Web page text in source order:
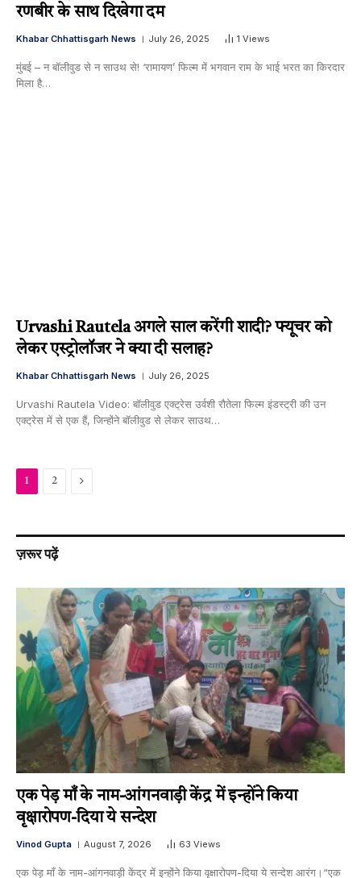
रणबीर के साथ दिखेगा दम
Khabar Chhattisgarh News July 26, 2025 1 Views
मुंबई – न बॉलीवुड से न साउथ से! ‘रामायण’ फिल्म में भगवान राम के भाई भरत का किरदार
मिला है…
Urvashi Rautela अगले साल करेंगी शादी? फ्यूचर को
लेकर एस्ट्रोलॉजर ने क्या दी सलाह?
Khabar Chhattisgarh News July 26, 2025
Urvashi Rautela Video: बॉलीवुड एक्ट्रेस उर्वशी रौतेला फिल्म इंडस्ट्री की उन
एक्ट्रेस में से एक हैं, जिन्होंने बॉलीवुड से लेकर साउथ…
1 2 Next
ज़रूर पढ़ें
एक पेड़ माँ के नाम-आंगनवाड़ी केंद्र में इन्होंने किया
वृक्षारोपण-दिया ये सन्देश
Vinod Gupta August 7, 2026 63 Views
एक पेड़ माँ के नाम-आंगनवाड़ी केंद्र में इन्होंने किया वृक्षारोपण-दिया ये सन्देश आरंग।“एक